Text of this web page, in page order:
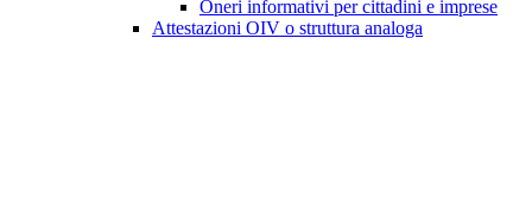
Oneri informativi per cittadini e imprese
Attestazioni OIV o struttura analoga